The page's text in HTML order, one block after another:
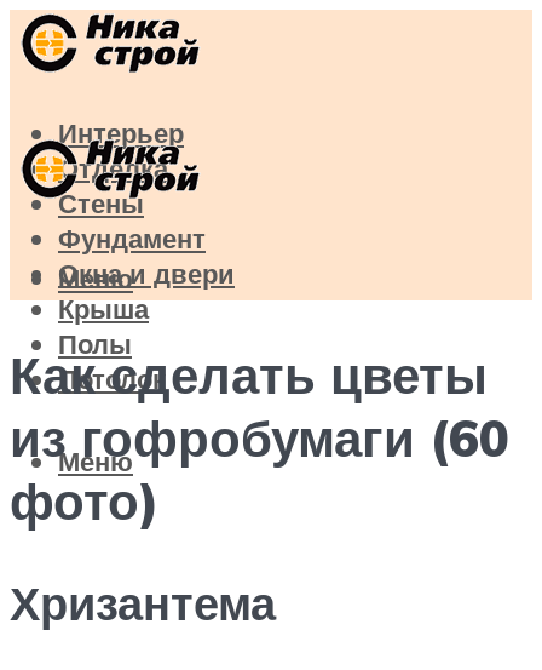
Интерьер
Отделка
Стены
Фундамент
Окна и двери
Крыша
Полы
Потолок
Меню
Меню
Как сделать цветы
из гофробумаги (60
фото)
Хризантема